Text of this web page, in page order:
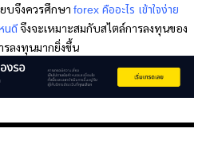
บจึงควรศึกษา forex คืออะไร เข้าใจง่าย
นดีจึงจะเหมาะสมกับสไตล์การลงทุนของ
ลงทุนมากยิ่งขึ้น